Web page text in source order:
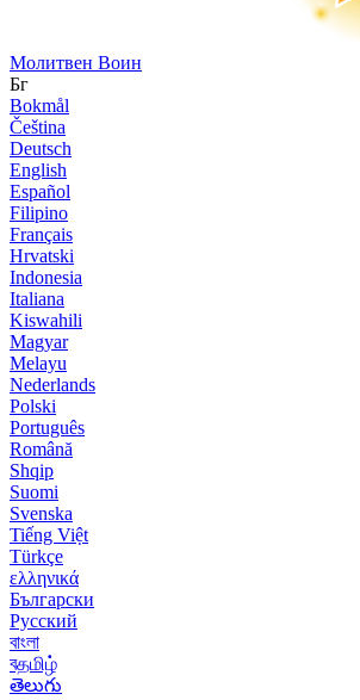
Молитвен Воин
Бг
Bokmål
Čeština
Deutsch
English
Español
Filipino
Français
Hrvatski
Indonesia
Italiana
Kiswahili
Magyar
Melayu
Nederlands
Polski
Português
Română
Shqip
Suomi
Svenska
Tiếng Việt
Türkçe
ελληνικά
Български
Русский
বাংলা
বதமிழ்
తెలుగు